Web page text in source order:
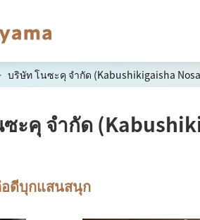
บริษัท โนซะคุ จำกัด (Kabushikigaisha
ะคุ จำกัด
ดีบุกแสนสนุก